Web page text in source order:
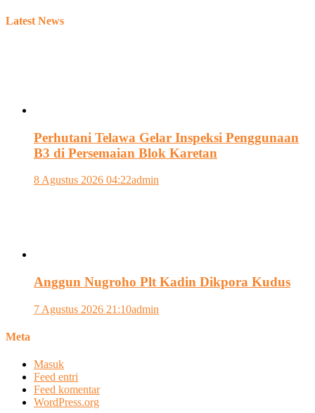
Latest News
Perhutani Telawa Gelar Inspeksi Penggunaan
B3 di Persemaian Blok Karetan
8 Agustus 2026 04:22admin
Anggun Nugroho Plt Kadin Dikpora Kudus
7 Agustus 2026 21:10admin
Meta
Masuk
Feed entri
Feed komentar
WordPress.org